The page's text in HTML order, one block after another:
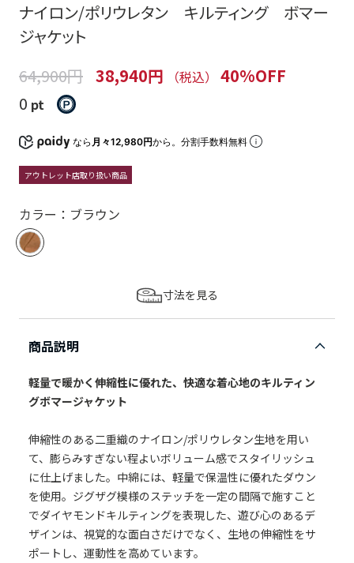
ナイロン/ポリウレタン キルティング ボマー
ジャケット
64,900円 38,940円 （税込）
40%OFF
0 pt
なら 月々12,980円から。分割手数料無料
アウトレット店取り扱い商品
カラー：ブラウン
寸法を見る
商品説明
軽量で暖かく伸縮性に優れた、快適な着心地のキルティン
グボマージャケット
伸縮性のある二重織のナイロン/ポリウレタン生地を用い
て、膨らみすぎない程よいボリューム感でスタイリッシュ
に仕上げました。中綿には、軽量で保温性に優れたダウン
を使用。ジグザグ模様のステッチを一定の間隔で施すこと
でダイヤモンドキルティングを表現した、遊び心のあるデ
ザインは、視覚的な面白さだけでなく、生地の伸縮性をサ
ポートし、運動性を高めています。